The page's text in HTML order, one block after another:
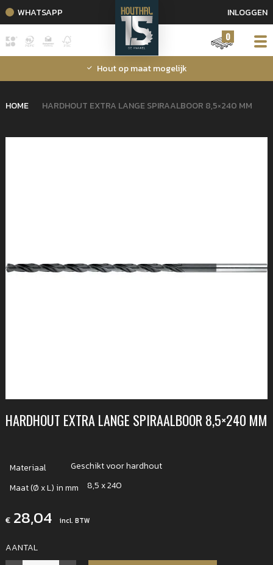
WHATSAPP
INLOGGEN
0
Hout op maat mogelijk
HOME HARDHOUT EXTRA LANGE SPIRAALBOOR 8,5×240 MM
HARDHOUT EXTRA LANGE SPIRAALBOOR 8,5×240 MM
Materiaal
Geschikt voor hardhout
Maat (Ø x L) in mm
8,5 x 240
€ 28,04 incl. BTW
AANTAL